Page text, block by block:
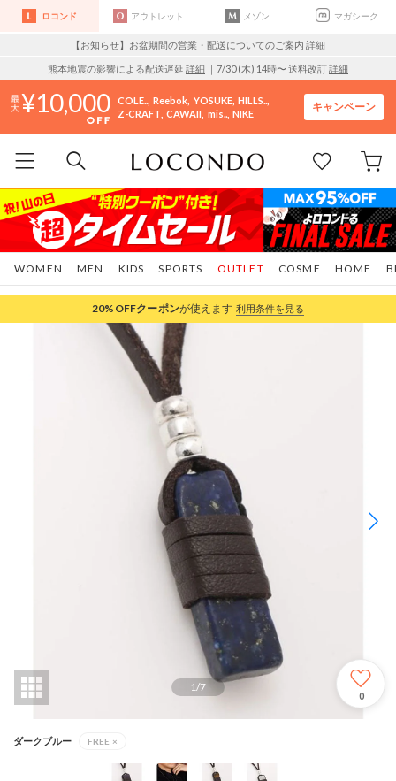
ロコンド アウトレット メゾン マガシーク
【お知らせ】お盆期間の営業・配送についてのご案内 詳細
熊本地震の影響による配送遅延 詳細 ｜7/30 (木) 14時〜 送料改訂詳細
10,000 COLE.. Reebok YOSUKE HILLS..
Z-CRAFT CAWAII mis.. NIKE
キャンペーン
WOMEN MEN KIDS SPORTS COSME HOME
OUTLET
20%OFFクーポンが使えます 利用条件を見る
1/7
0
ダークブルー FREE ×